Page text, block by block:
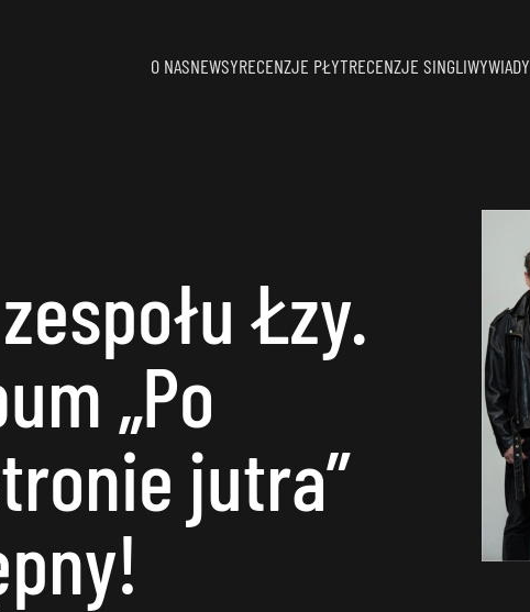
O NASNEWSYRECENZJE PŁYTRECENZJE SINGLIWYWIADY
Łzy.
„Po
jutra”